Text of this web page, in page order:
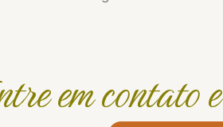
em contato